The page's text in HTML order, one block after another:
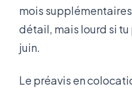
mois
détail, mais lourd si
juin.
Le préavis en